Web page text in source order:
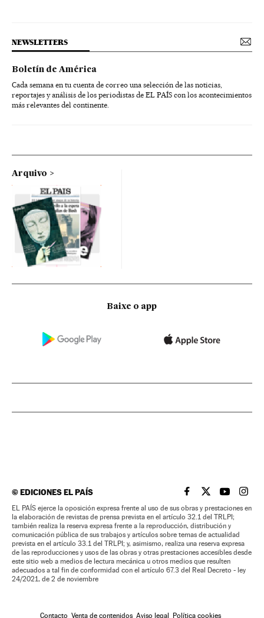
NEWSLETTERS
Boletín de América
Cada semana en tu cuenta de correo una selección de las noticias,
reportajes y análisis de los periodistas de EL PAÍS con los acontecimientos
más relevantes del continente.
Arquivo
Baixe o app
©EDICIONES EL PAÍS EL PAÍS BRASIL EN
EL PAÍSEL PAÍS
EL
EL PAÍS ejerce la oposición expresa frente al uso de sus obras y prestaciones en
la elaboración de revistas de prensa prevista en el artículo 32.1 del TRLPI;
también realiza la reserva expresa frente a la reproducción, distribución y
comunicación pública de sus trabajos y artículos sobre temas de actualidad
prevista en el artículo 33.1 del TRLPI; y, asimismo, realiza una reserva expresa
de las reproducciones y usos de las obras y otras prestaciones accesibles desde
este sitio web a medios de lectura mecánica u otros medios que resulten
adecuados a tal fin de conformidad con el artículo 67.3 del Real Decreto - ley
24/2021, de 2 de noviembre
Contacto Venta de contenidos Aviso legal Política cookies